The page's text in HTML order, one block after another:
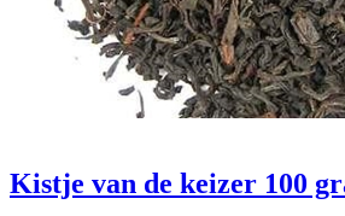
Kistje van de keizer 100